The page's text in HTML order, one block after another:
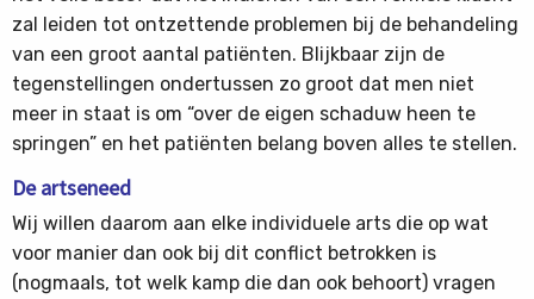
zal leiden tot ontzettende problemen bij de behandeling
van een groot aantal patiënten. Blijkbaar zijn de
tegenstellingen ondertussen zo groot dat men niet
meer in staat is om “over de eigen schaduw heen te
springen” en het patiënten belang boven alles te stellen.
De artseneed
Wij willen daarom aan elke individuele arts die op wat
voor manier dan ook bij dit conflict betrokken is
(nogmaals, tot welk kamp die dan ook behoort) vragen